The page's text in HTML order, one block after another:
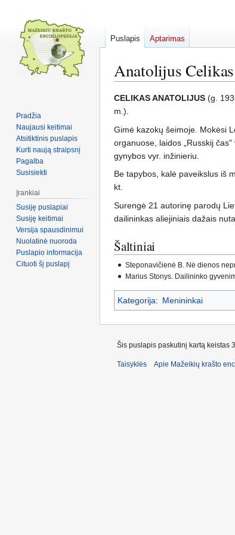
Anatolijus Celikas
Pereiti
į
Jump
to
CELIKAS ANATOLIJUS(g.
m.).
Gimė kazokų šeimoje. Mokėsi
organuose, laidos „Russkij
gynybos vyr. inžinieriu.
Be tapybos, kalė paveikslus iš
kt.
Surengė 21 autorinę parodų
dailininkas aliejiniais dažais
Šaltiniai
Steponavičienė B. Nė dienos
Marius Stonys. Dailininko
Kategorija: Menininkai
Puslapis Aptarimas
Pradžia
Naujausi keitimai
Atsitiktinis puslapis
Kurti naują straipsnį
Pagalba
Susisiekti
Įrankiai
Susiję puslapiai
Susiję keitimai
Versija spausdinimui
Nuolatinė nuoroda
Puslapio informacija
Cituoti šį puslapį
Šis puslapis paskutinį kartą keistas
Taisyklės Apie Mažeikių krašto